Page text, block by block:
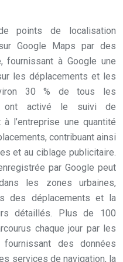
points de localisation
Google Maps par des
fournissant à Google une
les déplacements et les
30 % de tous les
ont activé le suivi de
l’entreprise une quantité
contribuant ainsi
et au ciblage publicitaire.
par Google peut
les zones urbaines,
des déplacements et la
détaillés. Plus de 100
chaque jour par les
des données
services de navigation, la